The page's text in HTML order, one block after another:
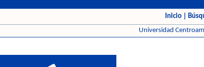
Inicio
Universidad